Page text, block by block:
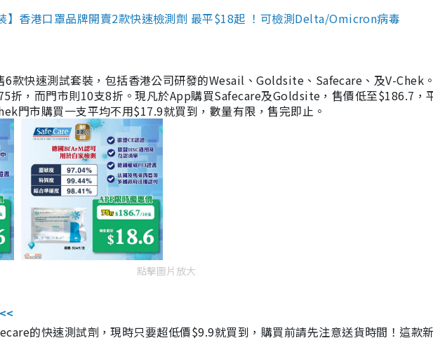
】香港口罩品牌開賣2款快速檢測劑 最平$18起 ！可檢測Delta/Omicron病毒
6款快速測試套裝，包括香港公司研發的Wesail、Goldsite、Safecare、及V-Chek
折，而門市則10支8折。現凡於App購買Safecare及Goldsite，售價低至$186.7，
門市購買一支平均不用$17.9就買到，數量有限，售完即止。
點擊圖片放大
的快速測試劑，現時只要超低價$9.9就買到，購買前請先注意送貨時間！這款